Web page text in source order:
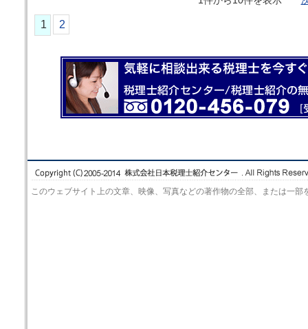
1 2
このウェブサイト上の文章、映像、写真などの著作物の全部、または一